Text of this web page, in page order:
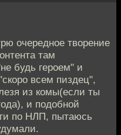
очередное творение
там
будь героем" и
всем пиздец",
из комы(если ты
и подобной
по НЛП, пытаюсь